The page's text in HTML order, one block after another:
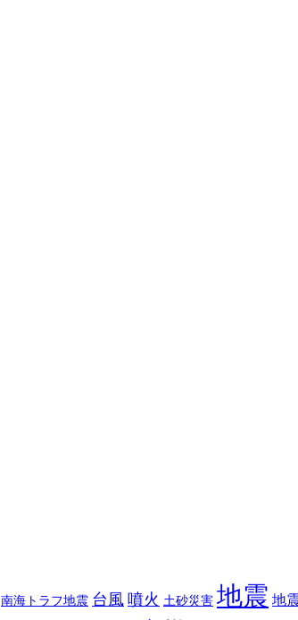
南海トラフ地震 台風 噴火 土砂災害 地震 地